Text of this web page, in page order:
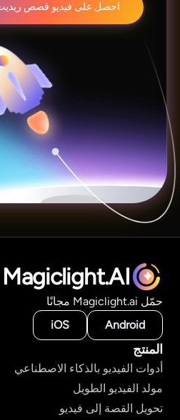
احصل على فيديو قصص
Magiclight.AI
حمّل Magiclight.ai مجانًا
Android
iOS
المنتج
أدوات الفيديو بالذكاء الاصطناعي
مولد الفيديو الطويل
تحويل القصة إلى فيديو